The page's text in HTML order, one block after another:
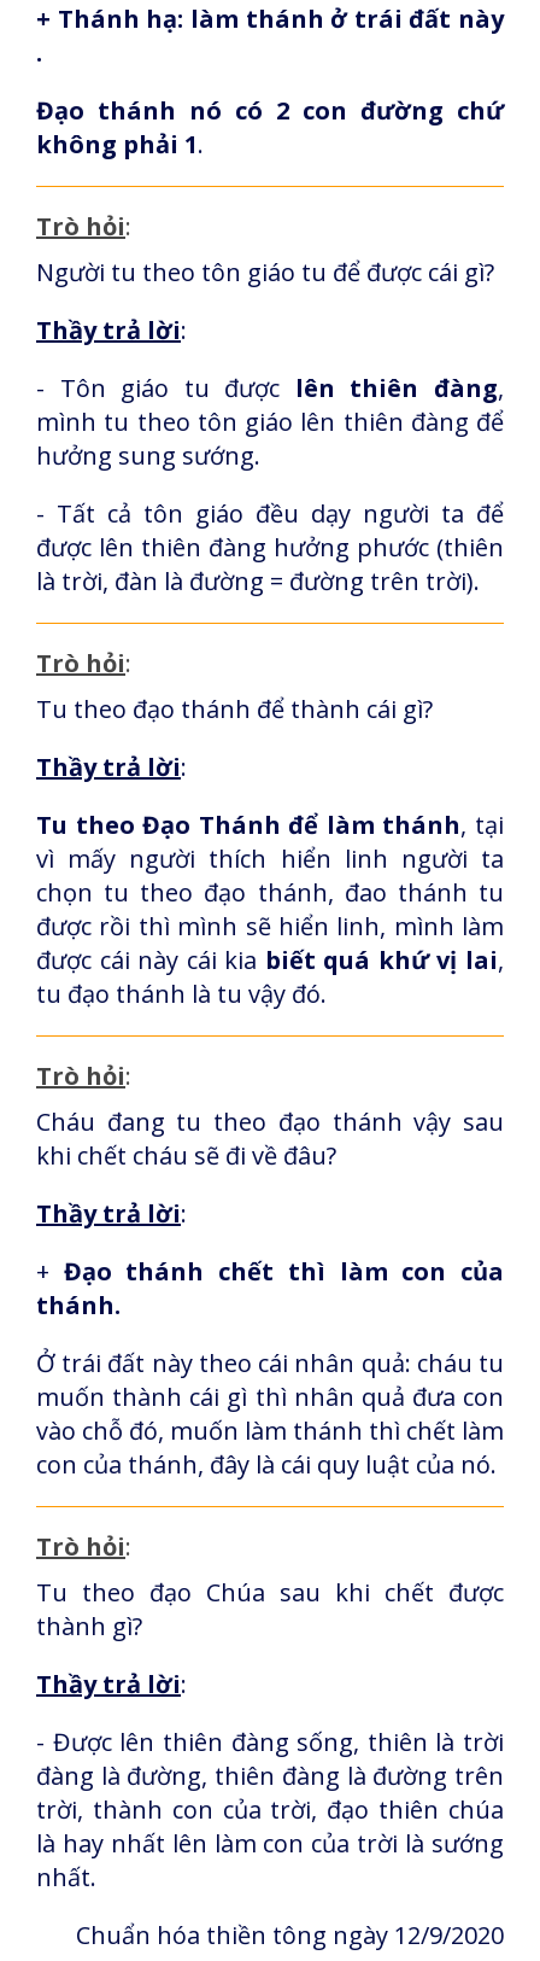
+ Thánh hạ: làm thánh ở trái đất này
.
Đạo thánh nó có 2 con đường chứ
không phải 1.
Trò hỏi:
Người tu theo tôn giáo tu để được cái gì?
Thầy trả lời:
- Tôn giáo tu được lên thiên đàng,
mình tu theo tôn giáo lên thiên đàng để
hưởng sung sướng.
- Tất cả tôn giáo đều dạy người ta để
được lên thiên đàng hưởng phước (thiên
là trời, đàn là đường = đường trên trời).
Trò hỏi:
Tu theo đạo thánh để thành cái gì?
Thầy trả lời:
Tu theo Đạo Thánh để làm thánh, tại
vì mấy người thích hiển linh người ta
chọn tu theo đạo thánh, đao thánh tu
được rồi thì mình sẽ hiển linh, mình làm
được cái này cái kia biết quá khứ vị lai,
tu đạo thánh là tu vậy đó.
Trò hỏi:
Cháu đang tu theo đạo thánh vậy sau
khi chết cháu sẽ đi về đâu?
Thầy trả lời:
+ Đạo thánh chết thì làm con của
thánh.
Ở trái đất này theo cái nhân quả: cháu tu
muốn thành cái gì thì nhân quả đưa con
vào chỗ đó, muốn làm thánh thì chết làm
con của thánh, đây là cái quy luật của nó.
Trò hỏi:
Tu theo đạo Chúa sau khi chết được
thành gì?
Thầy trả lời:
- Được lên thiên đàng sống, thiên là trời
đàng là đường, thiên đàng là đường trên
trời, thành con của trời, đạo thiên chúa
là hay nhất lên làm con của trời là sướng
nhất.
Chuẩn hóa thiền tông ngày 12/9/2020